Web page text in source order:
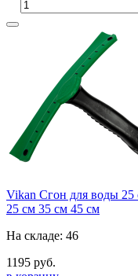
Vikan Сгон для воды 25
25 см 35 см 45 см
На складе: 46
1195 руб.